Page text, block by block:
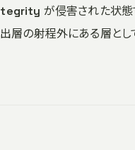
が侵害された状態
層の射程外にある層と